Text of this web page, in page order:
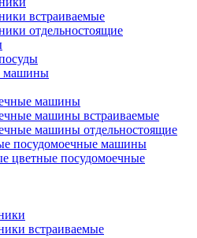
встраиваемые
отдельностоящие
машины
машины
машины встраиваемые
машины отдельностоящие
посудомоечные машины
цветные посудомоечные
встраиваемые